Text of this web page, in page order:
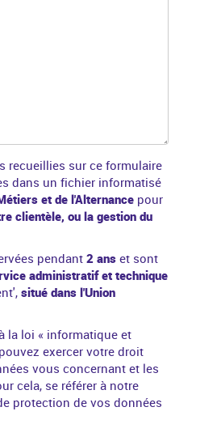
recueillies sur ce formulaire
dans un fichier informatisé
et de l'Alternance pour
clientèle, ou la gestion du
pendant 2 ans et sont
administratif et technique
situé dans l'Union
la loi « informatique et
exercer votre droit
vous concernant et les
cela, se référer à notre
protection de vos données